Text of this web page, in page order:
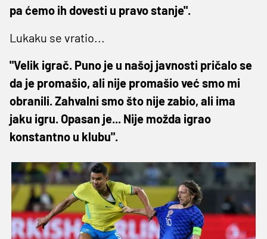
pa ćemo ih dovesti u pravo stanje".
Lukaku se vratio...
"Velik igrač. Puno je u našoj javnosti pričalo se
da je promašio, ali nije promašio već smo mi
obranili. Zahvalni smo što nije zabio, ali ima
jaku igru. Opasan je... Nije možda igrao
konstantno u klubu".